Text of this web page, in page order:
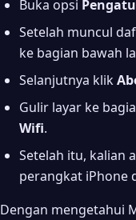
Buka opsi
Setelah muncul
ke bagian bawah
Selanjutnya klik
Gulir layar ke
Wifi.
Setelah itu, kalian
perangkat iPhone
Dengan mengetahui